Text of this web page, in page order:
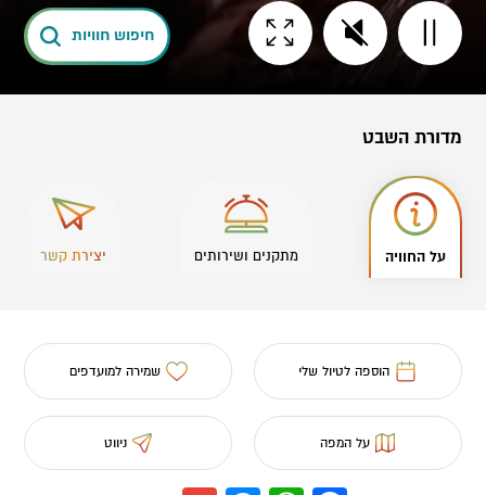
חיפוש חוויות
מדורת השבט
על החוויה מתקנים ושירותים יצירת קשר
הוספה לטיול שלי שמירה למועדפים
על המפה ניווט